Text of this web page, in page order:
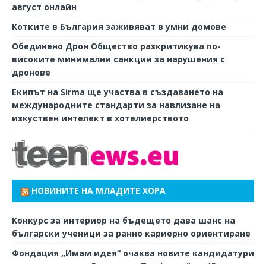
август онлайн
Котките в България заживяват в умни домове
Обединено Дрон Общество разкритикува по-
високите минимални санкции за нарушения с
дронове
Екипът на Sirma ще участва в създаването на
международните стандарти за навлизане на
изкуствен интелект в хотелиерството
НОВИНИТЕ НА МЛАДИТЕ ХОРА
Конкурс за интериор на бъдещето дава шанс на
български ученици за ранно кариерно ориентиране
Фондация „Имам идея“ очаква новите кандидатури